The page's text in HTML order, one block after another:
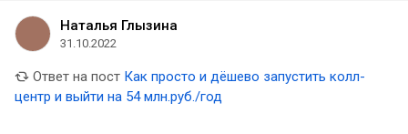
Наталья Глызина
31.10.2022
Ответ на пост Как просто и дёшево запустить колл-
центр и выйти на 54 млн.руб./год